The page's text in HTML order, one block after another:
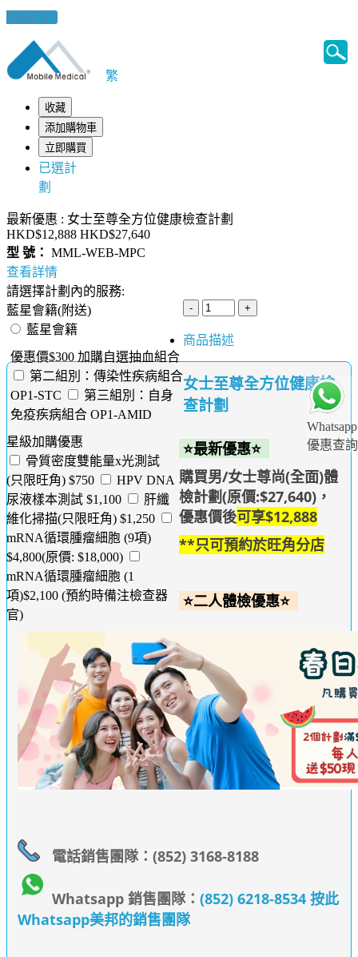
健康錦囊
Whatsapp
優惠查詢
繁
收藏
添加購物車
立即購買
已選計
劃
最新優惠 : 女士至尊全方位健康檢查計劃
HKD$12,888 HKD$27,640
型 號： MML-WEB-MPC
查看詳情
請選擇計劃內的服務:
藍星會籍(附送)
藍星會籍
優惠價$300 加購自選抽血組合
第二組別：傳染性疾病組合
OP1-STC
第三組別：自身
免疫疾病組合 OP1-AMID
星級加購優惠
骨質密度雙能量x光測試
(只限旺角) $750
HPV DNA
尿液樣本測試 $1,100
肝纖
維化掃描(只限旺角) $1,250
mRNA循環腫瘤細胞 (9項)
$4,800(原價: $18,000)
mRNA循環腫瘤細胞 (1
項)$2,100 (預約時備注檢查器
官)
商品描述
女士至尊全方位健康檢
查計劃
⭐最新優惠⭐
購買男/女士尊尚(全面)體
檢計劃(原價:$27,640)，
優惠價後可享$12,888
**只可預約於旺角分店
⭐二人體檢優惠⭐
電話銷售團隊：(852) 3168-8188
Whatsapp 銷售團隊：(852) 6218-8534 按此
Whatsapp美邦的銷售團隊